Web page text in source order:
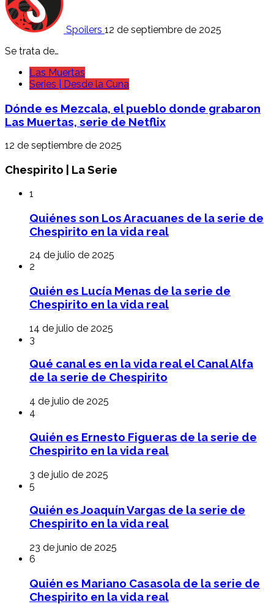
Spoilers 12 de septiembre de 2025
Se trata de…
Las Muertas
Series | Desde la Cuna
Dónde es Mezcala, el pueblo donde grabaron
Las Muertas, serie de Netflix
12 de septiembre de 2025
Chespirito | La Serie
1
Quiénes son Los Aracuanes de la serie de
Chespirito en la vida real
24 de julio de 2025
2
Quién es Lucía Menas de la serie de
Chespirito en la vida real
14 de julio de 2025
3
Qué canal es en la vida real el Canal Alfa
de la serie de Chespirito
4 de julio de 2025
4
Quién es Ernesto Figueras de la serie de
Chespirito en la vida real
3 de julio de 2025
5
Quién es Joaquín Vargas de la serie de
Chespirito en la vida real
23 de junio de 2025
6
Quién es Mariano Casasola de la serie de
Chespirito en la vida real